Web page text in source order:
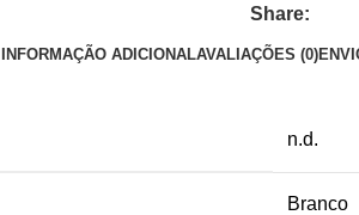
Share:
INFORMAÇÃO ADICIONALAVALIAÇÕES (0)
n.d.
Branco